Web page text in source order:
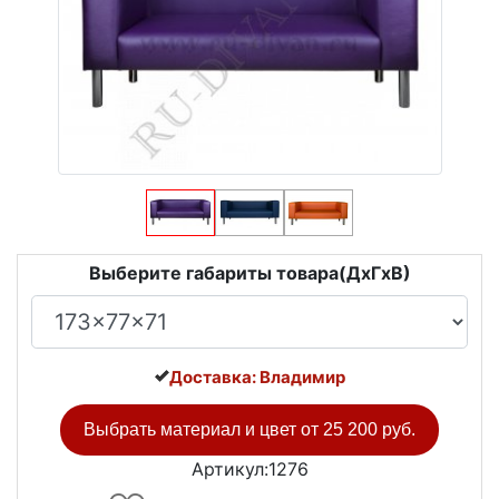
Выберите габариты товара(ДxГxВ)
Доставка: Владимир
Выбрать материал и цвет от 25 200 руб.
Артикул:1276